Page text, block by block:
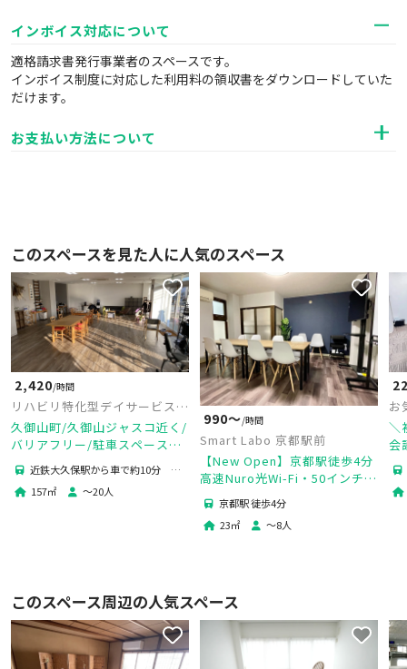
インボイス対応について
適格請求書発行事業者のスペースです。
インボイス制度に対応した利用料の領収書をダウンロードしていた
だけます。
お支払い方法について
このスペースを見た人に人気のスペース
2,420/時間
リハビリ特化型デイサービス -
Link-
久御山町/久御山ジャスコ近く/
バリアフリー/駐車スペースあ
り。20名まで収容可能なバリ
アフリースペース
近鉄大久保駅から車で約10分 久
御山ジャスコから車で5分
157㎡ 〜20人
990〜/時間
Smart Labo 京都駅前
【New Open】京都駅徒歩4分
高速Nuro光Wi-Fi・50インチモ
ニタ＆空間除菌型空気清浄機/
除菌グッズ/ドリンク無料！
京都駅 徒歩4分
23㎡ 〜8人
お
＼
会
このスペース周辺の人気スペース